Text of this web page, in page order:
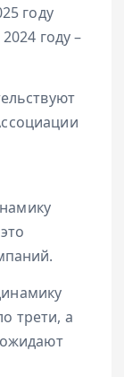
году
году –
трети, а